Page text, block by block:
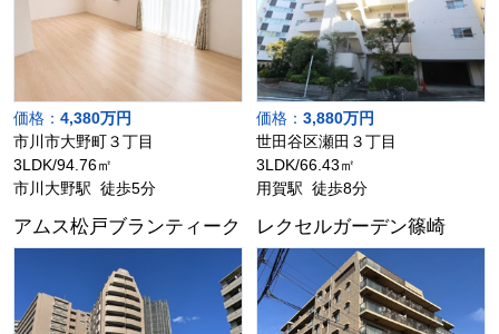
価格： 4,380万円
市川市大野町３丁目
3LDK/94.76㎡
市川大野駅 徒歩5分
価格： 3,880万円
世田谷区瀬田３丁目
3LDK/66.43㎡
用賀駅 徒歩8分
アムス松戸ブランティーク レクセルガーデン篠崎